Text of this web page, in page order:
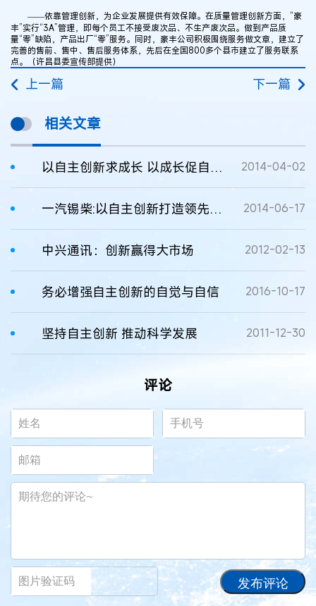
——依靠管理创新，为企业发展提供有效保障。在质量管理创新方面，“豪
丰”实行“3A”管理，即每个员工不接受废次品、不生产废次品。做到产品质
量“零”缺陷，产品出厂“零”服务。同时，豪丰公司积极围绕服务做文章，建立了
完善的售前、售中、售后服务体系，先后在全国800多个县市建立了服务联系
点。（许昌县委宣传部提供）
上一篇 下一篇
相关文章
以自主创新求成长 以成长促自主创新 2014-04-02
一汽锡柴:以自主创新打造领先优势 2014-06-17
中兴通讯：创新赢得大市场 2012-02-13
务必增强自主创新的自觉与自信 2016-10-17
坚持自主创新 推动科学发展 2011-12-30
评论
发布评论